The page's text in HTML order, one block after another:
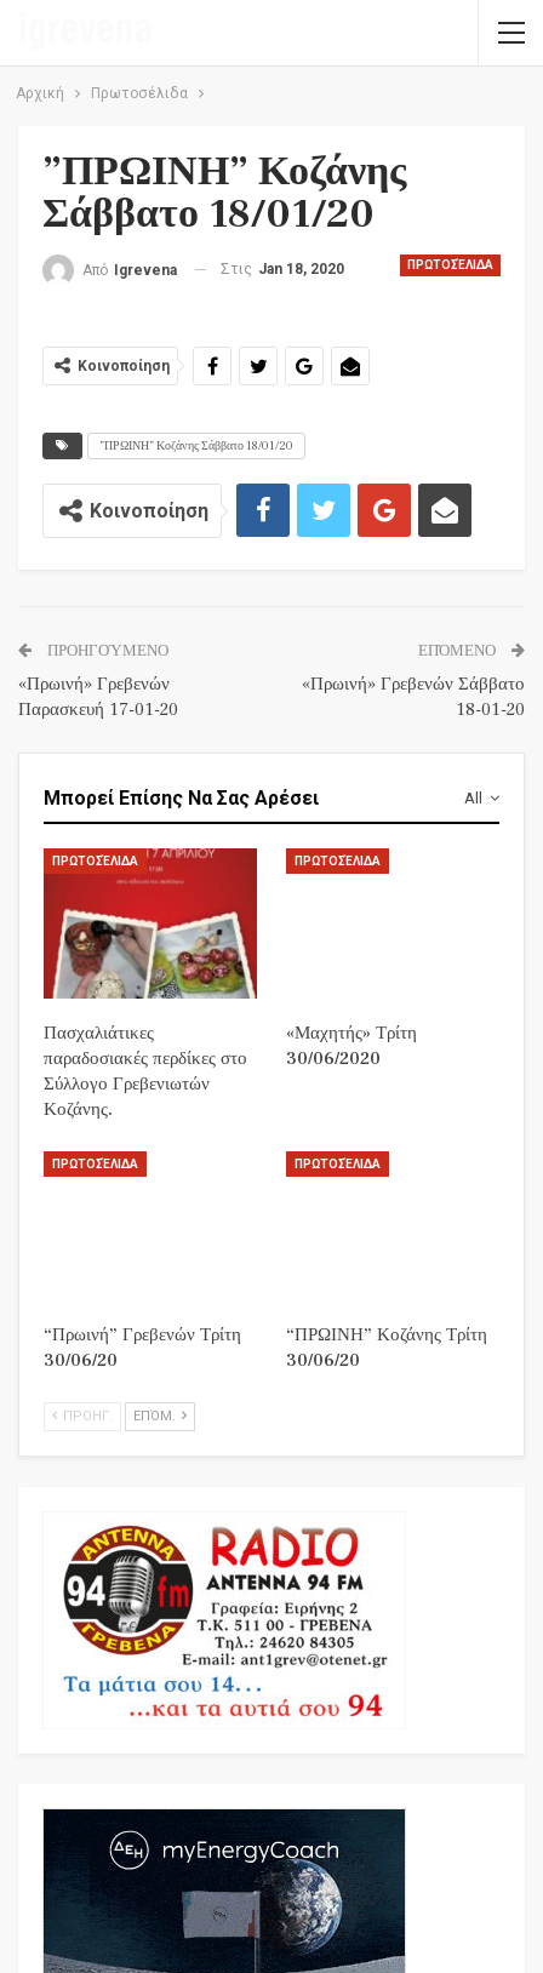
Αρχική Πρωτοσέλιδα
”ΠΡΩΙΝΗ” Κοζάνης
Σάββατο 18/01/20
ΠΡΩΤΟΣΈΛΙΔΑ
Από Igrevena Στις Jan 18, 2020
Κοινοποίηση
”ΠΡΩΙΝΗ” Κοζάνης Σάββατο 18/01/20
Κοινοποίηση
ΠΡΟΗΓΟΎΜΕΝΟ
«Πρωινή» Γρεβενών
Παρασκευή 17-01-20
ΕΠΌΜΕΝΟ
«Πρωινή» Γρεβενών Σάββατο
18-01-20
All
Μπορεί Επίσης Να Σας Αρέσει
ΠΡΩΤΟΣΈΛΙΔΑ
Πασχαλιάτικες
παραδοσιακές περδίκες στο
Σύλλογο Γρεβενιωτών
Κοζάνης.
ΠΡΩΤΟΣΈΛΙΔΑ
«Μαχητής» Τρίτη
30/06/2020
ΠΡΩΤΟΣΈΛΙΔΑ
“Πρωινή” Γρεβενών Τρίτη
30/06/20
ΠΡΩΤΟΣΈΛΙΔΑ
“ΠΡΩΙΝΗ” Κοζάνης Τρίτη
30/06/20
ΠΡΟΗΓ. ΕΠΌΜ.